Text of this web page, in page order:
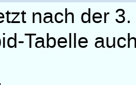
nach der
Tabelle